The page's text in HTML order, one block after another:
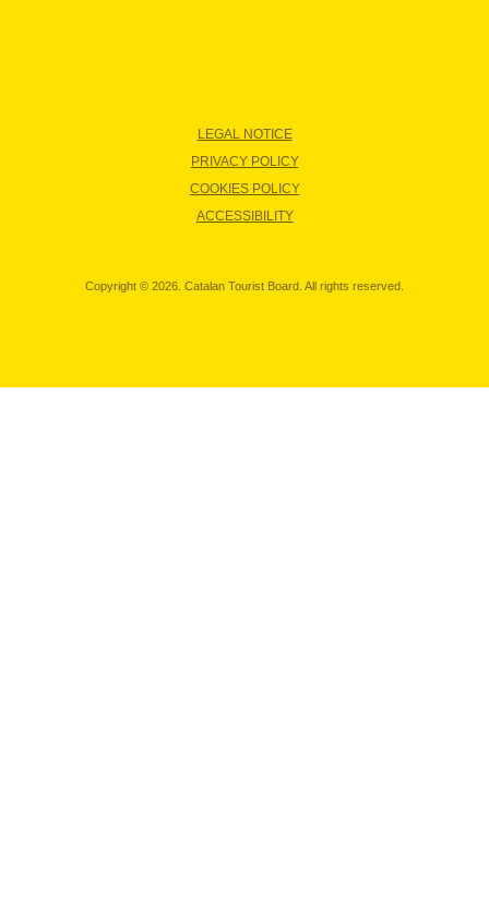
LEGAL NOTICE
PRIVACY POLICY
COOKIES POLICY
ACCESSIBILITY
Copyright © 2026. Catalan Tourist Board. All rights reserved.